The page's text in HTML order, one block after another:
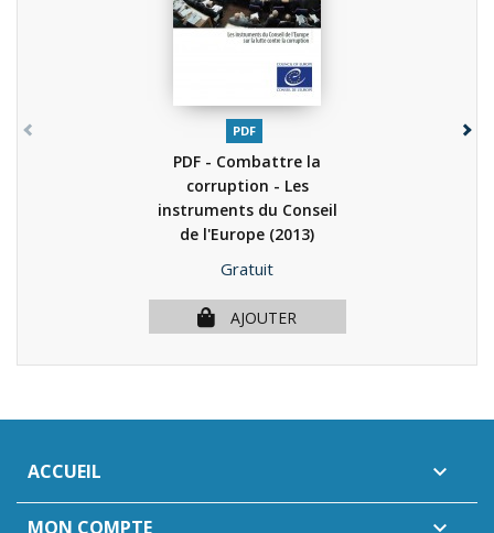
PDF
PDF - Combattre la
corruption - Les
instruments du Conseil
de l'Europe (2013)
Prix
Gratuit
AJOUTER
ACCUEIL 
MON COMPTE